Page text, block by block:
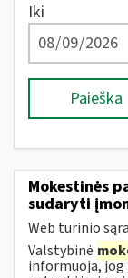
Iki
Paieška
Mokestinės
sudaryti
Web turinio
Valstybinė
informuoja, jog